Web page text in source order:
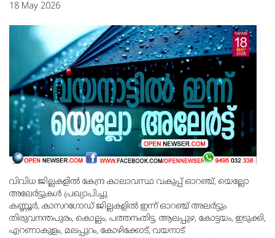
18 May 2026
വിവിധ ജില്ലകളില്‍ കേന്ദ്ര കാലാവസ്ഥ വകുപ്പ് ഓറഞ്ച്, യെല്ലോ
അലേര്‍ട്ടുകള്‍ പ്രഖ്യാപിച്ചു
കണ്ണൂര്‍, കാസറഗോഡ് ജില്ലകളില്‍ ഇന്ന് ഓറഞ്ച് അലര്‍ട്ടും
തിരുവനന്തപുരം, കൊല്ലം, പത്തനംതിട്ട, ആലപ്പുഴ, കോട്ടയം, ഇടുക്കി,
എറണാകുളം, മലപ്പുറം, കോഴിക്കോട്, വയനാട്